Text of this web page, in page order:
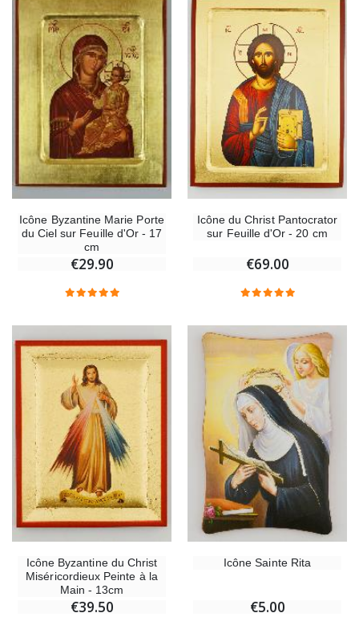
Icône Byzantine Marie Porte
du Ciel sur Feuille d'Or - 17
cm
€29.90
Icône du Christ Pantocrator
sur Feuille d'Or - 20 cm
€69.00
Icône Byzantine du Christ
Miséricordieux Peinte à la
Main - 13cm
€39.50
Icône Sainte Rita
€5.00